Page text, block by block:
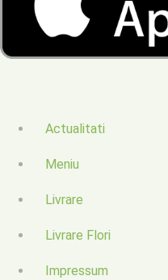
Actualitati
Meniu
Livrare
Livrare Flori
Impressum